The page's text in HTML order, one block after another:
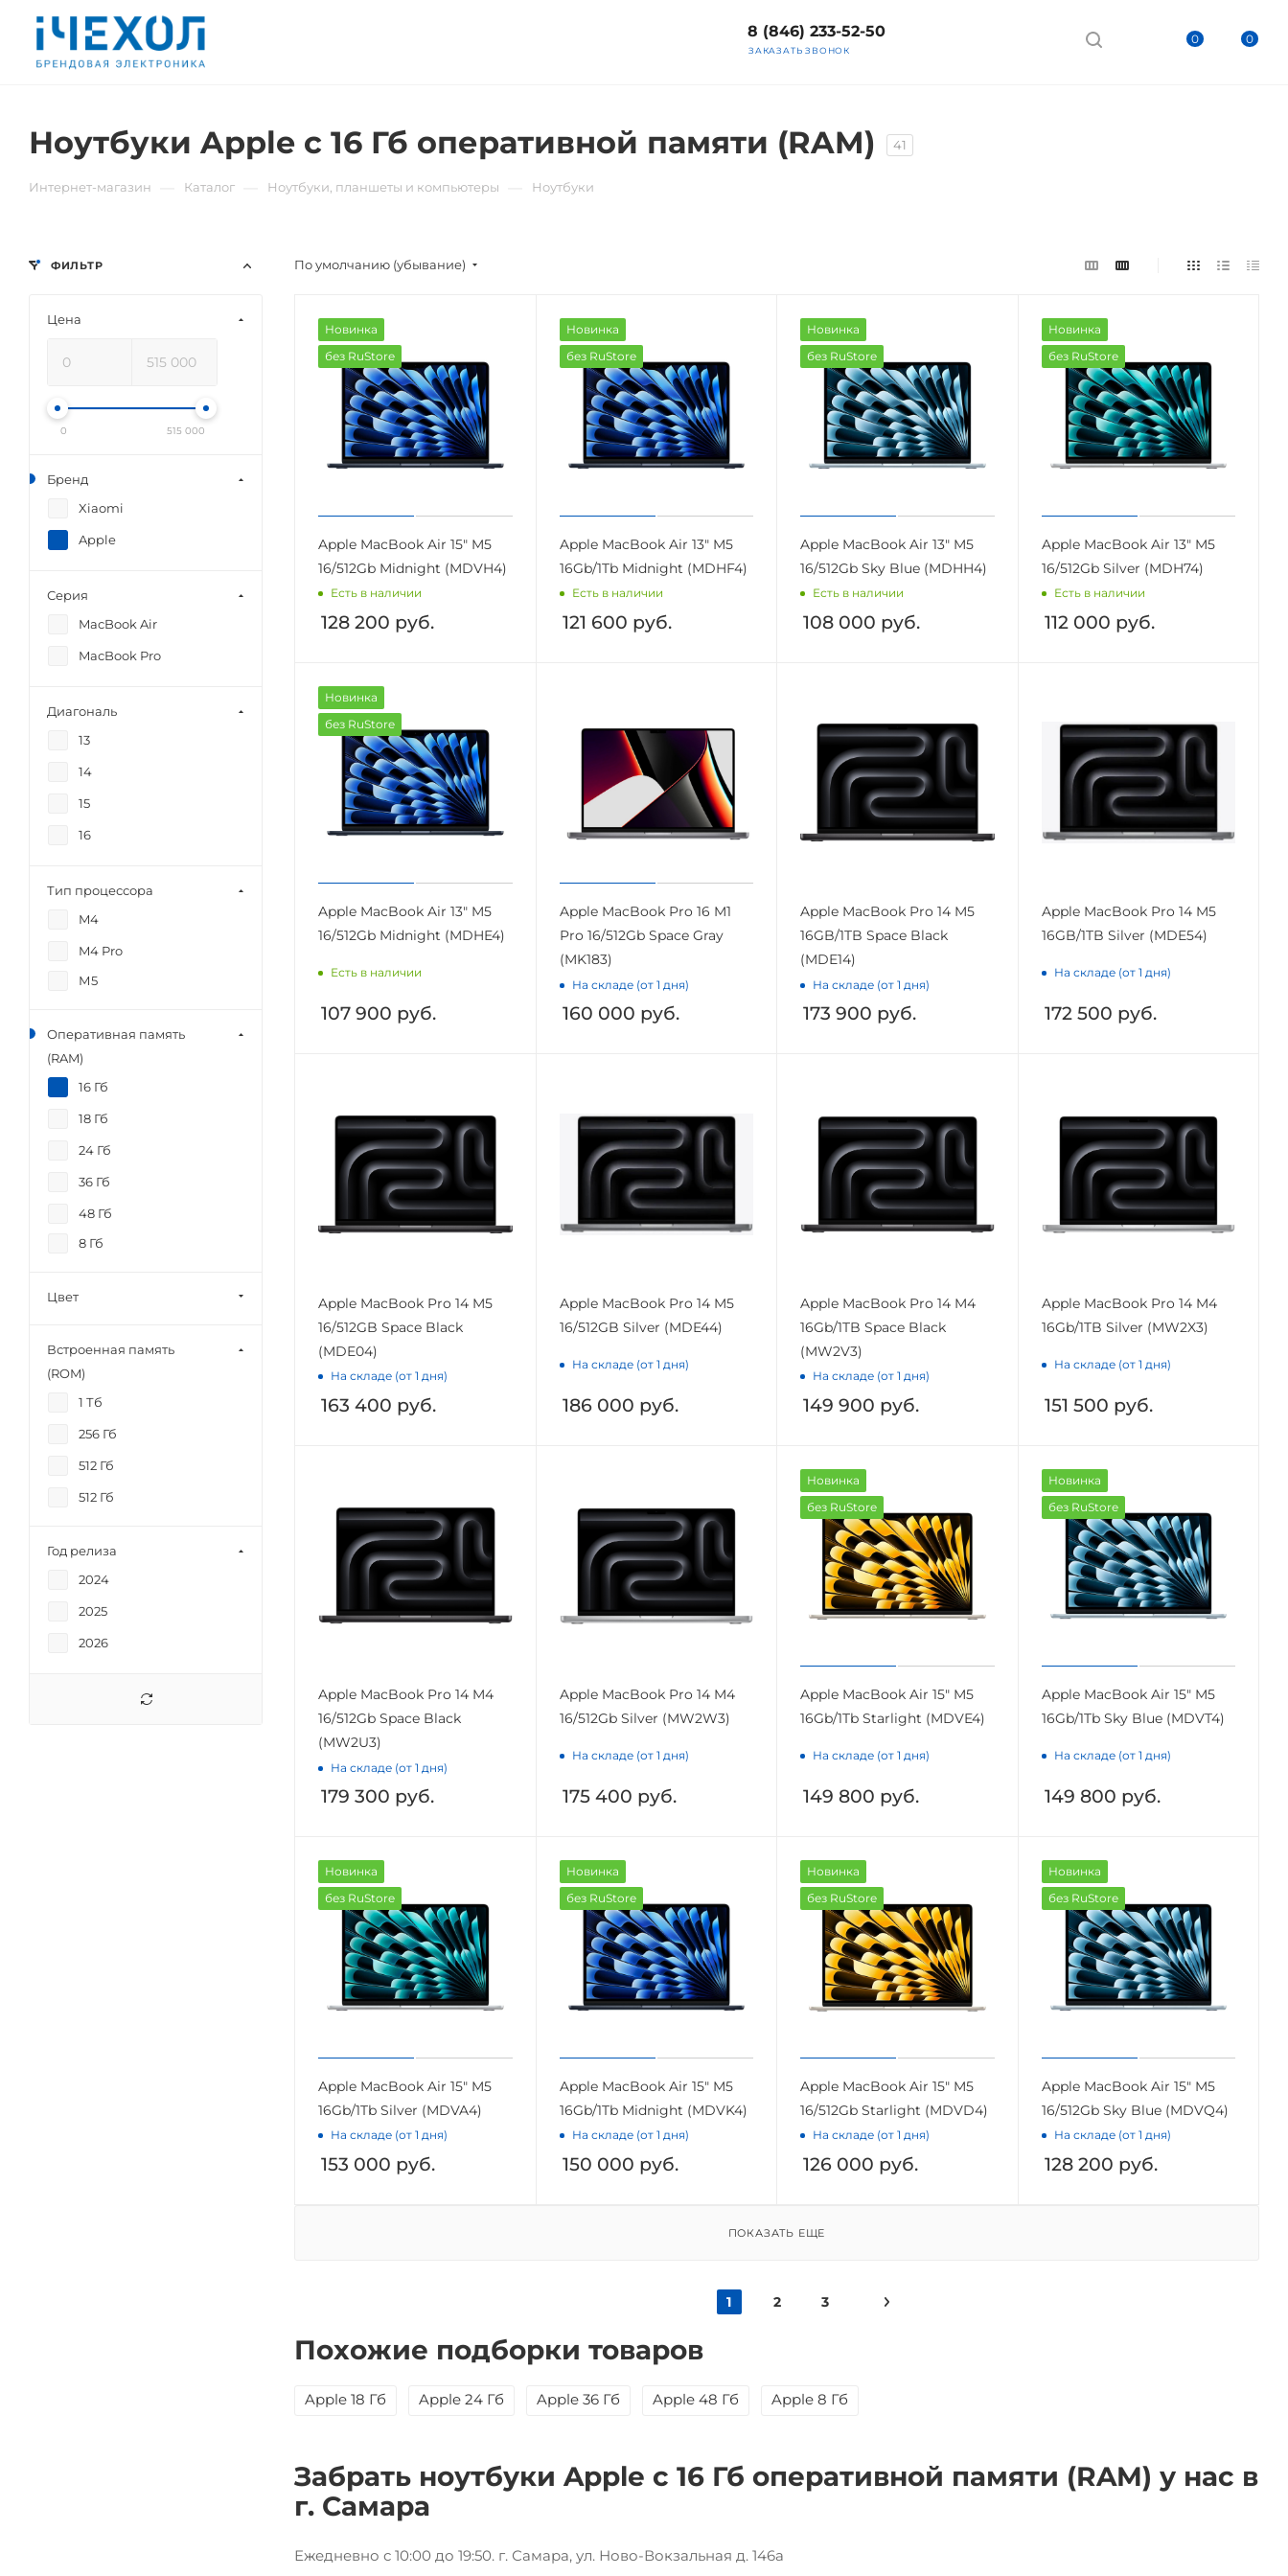
0 0
8 (846) 233-52-50
ЗАКАЗАТЬ ЗВОНОК
Ноутбуки Apple с 16 Гб оперативной памяти (RAM) 41
Интернет-магазин Каталог Ноутбуки, планшеты и компьютеры Ноутбуки
По умолчанию (убывание)
Новинка
без RuStore
Apple MacBook Air 15" M5
16/512Gb Midnight (MDVH4)
Есть в наличии
128 200 руб.
Новинка
без RuStore
Apple MacBook Air 13" M5
16Gb/1Tb Midnight (MDHF4)
Есть в наличии
121 600 руб.
Новинка
без RuStore
Apple MacBook Air 13" M5
16/512Gb Sky Blue (MDHH4)
Есть в наличии
108 000 руб.
Новинка
без RuStore
Apple MacBook Air 13" M5
16/512Gb Silver (MDH74)
Есть в наличии
112 000 руб.
Новинка
без RuStore
Apple MacBook Air 13" M5
16/512Gb Midnight (MDHE4)
Есть в наличии
107 900 руб.
Apple MacBook Pro 16 M1
Pro 16/512Gb Space Gray
(MK183)
На складе (от 1 дня)
160 000 руб.
Apple MacBook Pro 14 M5
16GB/1TB Space Black
(MDE14)
На складе (от 1 дня)
173 900 руб.
Apple MacBook Pro 14 M5
16GB/1TB Silver (MDE54)
На складе (от 1 дня)
172 500 руб.
Apple MacBook Pro 14 M5
16/512GB Space Black
(MDE04)
На складе (от 1 дня)
163 400 руб.
Apple MacBook Pro 14 M5
16/512GB Silver (MDE44)
На складе (от 1 дня)
186 000 руб.
Apple MacBook Pro 14 M4
16Gb/1TB Space Black
(MW2V3)
На складе (от 1 дня)
149 900 руб.
Apple MacBook Pro 14 M4
16Gb/1TB Silver (MW2X3)
На складе (от 1 дня)
151 500 руб.
Apple MacBook Pro 14 M4
16/512Gb Space Black
(MW2U3)
На складе (от 1 дня)
179 300 руб.
Apple MacBook Pro 14 M4
16/512Gb Silver (MW2W3)
На складе (от 1 дня)
175 400 руб.
Новинка
без RuStore
Apple MacBook Air 15" M5
16Gb/1Tb Starlight (MDVE4)
На складе (от 1 дня)
149 800 руб.
Новинка
без RuStore
Apple MacBook Air 15" M5
16Gb/1Tb Sky Blue (MDVT4)
На складе (от 1 дня)
149 800 руб.
Новинка
без RuStore
Apple MacBook Air 15" M5
16Gb/1Tb Silver (MDVA4)
На складе (от 1 дня)
153 000 руб.
Новинка
без RuStore
Apple MacBook Air 15" M5
16Gb/1Tb Midnight (MDVK4)
На складе (от 1 дня)
150 000 руб.
Новинка
без RuStore
Apple MacBook Air 15" M5
16/512Gb Starlight (MDVD4)
На складе (от 1 дня)
126 000 руб.
Новинка
без RuStore
Apple MacBook Air 15" M5
16/512Gb Sky Blue (MDVQ4)
На складе (от 1 дня)
128 200 руб.
ПОКАЗАТЬ ЕЩЕ
1 2 3
Похожие подборки товаров
Apple 18 Гб Apple 24 Гб Apple 36 Гб Apple 48 Гб Apple 8 Гб
Забрать ноутбуки Apple с 16 Гб оперативной памяти (RAM) у нас в
г. Самара
Ежедневно с 10:00 до 19:50. г. Самара, ул. Ново-Вокзальная д. 146а
ФИЛЬТР
Цена
0 515 000
Бренд
Xiaomi
Apple
Серия
MacBook Air
MacBook Pro
Диагональ
13
14
15
16
Тип процессора
M4
M4 Pro
М5
Оперативная память
(RAM)
16 Гб
18 Гб
24 Гб
36 Гб
48 Гб
8 Гб
Цвет
Встроенная память
(ROM)
1 Тб
256 Гб
512 Гб
512 Гб
Год релиза
2024
2025
2026